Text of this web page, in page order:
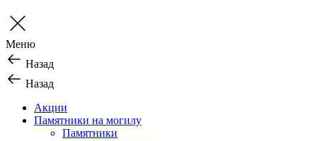
Меню
Назад
Назад
Акции
Памятники на могилу
Памятники